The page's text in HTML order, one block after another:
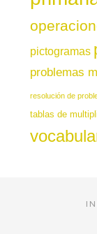
pictogramas
problemas
resolución de
tablas de